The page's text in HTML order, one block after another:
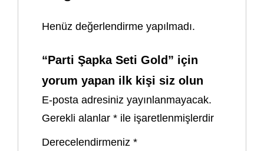
Henüz değerlendirme yapılmadı.
“Parti Şapka Seti Gold” için
yorum yapan ilk kişi siz olun
E-posta adresiniz yayınlanmayacak.
Gerekli alanlar* ile işaretlenmişlerdir
Derecelendirmeniz*